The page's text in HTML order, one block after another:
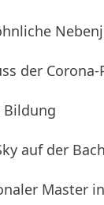
der
Bildung
auf der
Master